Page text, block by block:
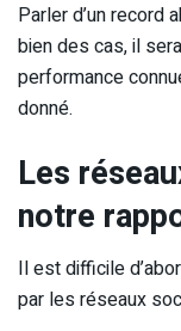
Parler d’un record
bien des cas, il
performance
donné.
Les
notre
Il est difficile
par les réseaux